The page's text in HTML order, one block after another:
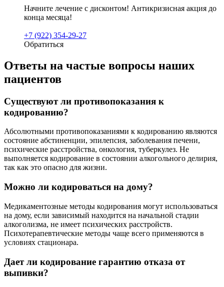
Начните лечение с дисконтом! Антикризисная акция до
конца месяца!
+7 (922) 354-29-27
Обратиться
Ответы на частые вопросы наших
пациентов
Существуют ли противопоказания к
кодированию?
Абсолютными противопоказаниями к кодированию являются
состояние абстиненции, эпилепсия, заболевания печени,
психические расстройства, онкология, туберкулез. Не
выполняется кодирование в состоянии алкогольного делирия,
так как это опасно для жизни.
Можно ли кодироваться на дому?
Медикаментозные методы кодирования могут использоваться
на дому, если зависимый находится на начальной стадии
алкоголизма, не имеет психических расстройств.
Психотерапевтические методы чаще всего применяются в
условиях стационара.
Дает ли кодирование гарантию отказа от
выпивки?